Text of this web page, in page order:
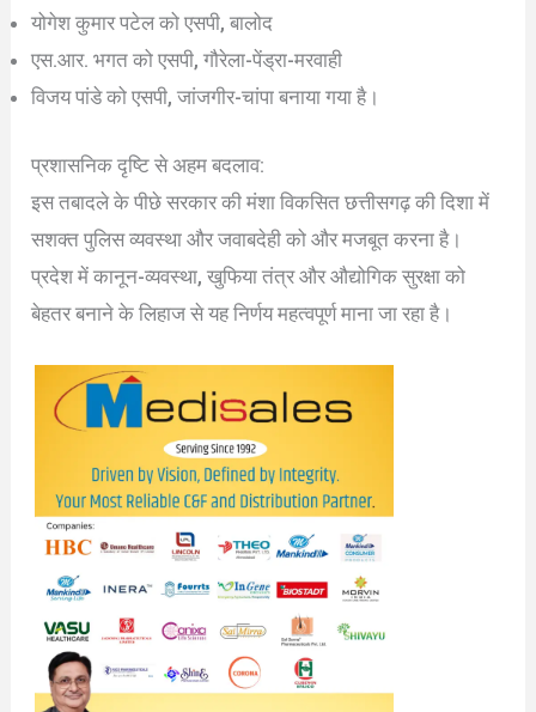
योगेश कुमार पटेल को एसपी, बालोद
एस.आर. भगत को एसपी, गौरेला-पेंड्रा-मरवाही
विजय पांडे को एसपी, जांजगीर-चांपा बनाया गया है।
प्रशासनिक दृष्टि से अहम बदलाव:
इस तबादले के पीछे सरकार की मंशा विकसित छत्तीसगढ़ की दिशा में
सशक्त पुलिस व्यवस्था और जवाबदेही को और मजबूत करना है।
प्रदेश में कानून-व्यवस्था, खुफिया तंत्र और औद्योगिक सुरक्षा को
बेहतर बनाने के लिहाज से यह निर्णय महत्वपूर्ण माना जा रहा है।